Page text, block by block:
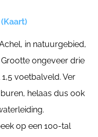
in natuurgebied,
ongeveer drie
voetbalveld. Ver
helaas dus ook
op een 100-tal